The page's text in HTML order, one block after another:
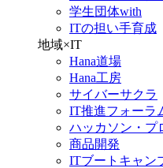
学生団体with
ITの担い手育成
地域×IT
Hana道場
Hana工房
サイバーサクラ
IT推進フォーラ
ハッカソン・プ
商品開発
ITブートキャン